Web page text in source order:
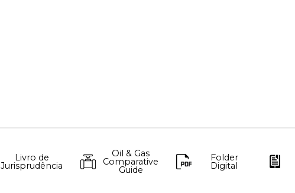
Livro de
Jurisprudência
Oil & Gas
Comparative
Guide
Folder
Digital